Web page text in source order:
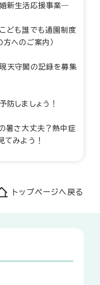
新生活応援事業―
ども誰でも通園制度
方へのご案内）
天守閣の記録を募集
防しましょう！
暑さ大丈夫？熱中症
てみよう！
トップページへ戻る